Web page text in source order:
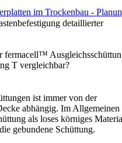
im Trockenbau -
detaillierter
fermacell™
T vergleichbar?
ist immer von der
abhängig. Im Allgemeinen
als loses körniges
gebundene Schüttung.